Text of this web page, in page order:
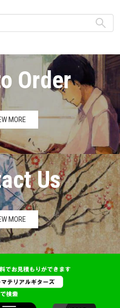
Order
MORE
Us
MORE